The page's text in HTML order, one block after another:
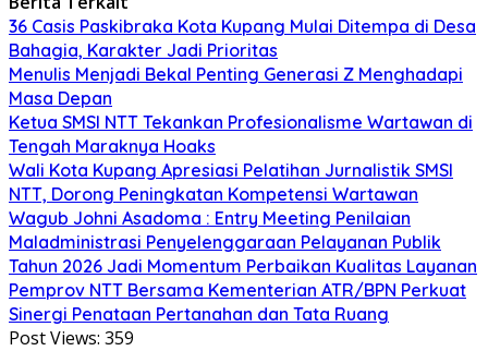
36 Casis Paskibraka Kota Kupang Mulai Ditempa di Desa
Bahagia, Karakter Jadi Prioritas
Menulis Menjadi Bekal Penting Generasi Z Menghadapi
Masa Depan
Ketua SMSI NTT Tekankan Profesionalisme Wartawan di
Tengah Maraknya Hoaks
Wali Kota Kupang Apresiasi Pelatihan Jurnalistik SMSI
NTT, Dorong Peningkatan Kompetensi Wartawan
Wagub Johni Asadoma : Entry Meeting Penilaian
Maladministrasi Penyelenggaraan Pelayanan Publik
Tahun 2026 Jadi Momentum Perbaikan Kualitas Layanan
Pemprov NTT Bersama Kementerian ATR/BPN Perkuat
Sinergi Penataan Pertanahan dan Tata Ruang
Post Views: 359